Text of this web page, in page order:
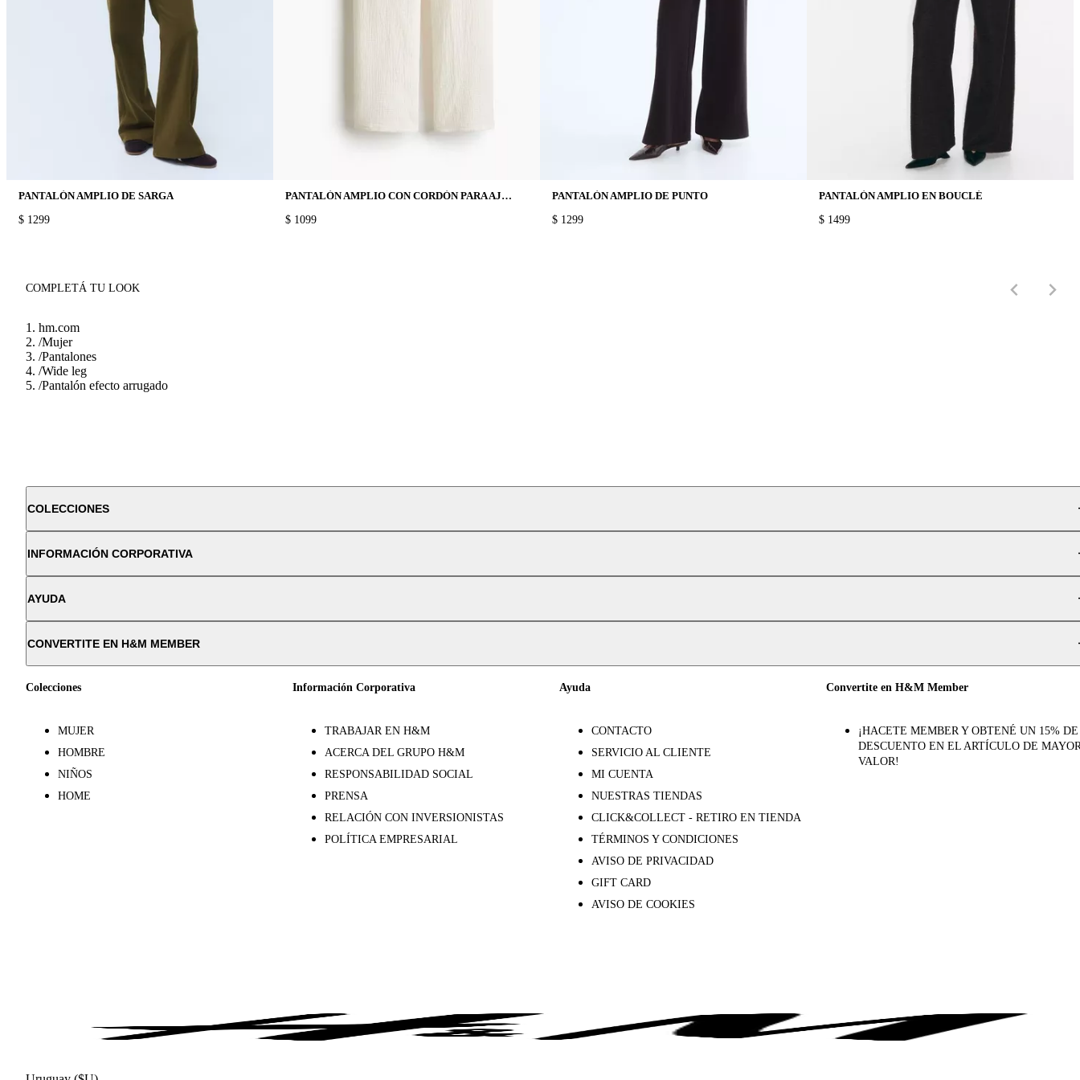
PANTALÓN AMPLIO DE SARGA
PRICE:
$ 1299
PANTALÓN AMPLIO CON CORDÓN PARA AJUSTAR
PRICE:
$ 1099
PANTALÓN AMPLIO DE PUNTO
PRICE:
$ 1299
PANTALÓN AMPLIO EN BOUCLÉ
PRICE:
$ 1499
COMPLETÁ TU LOOK
hm.com
/Mujer
/Pantalones
/Wide leg
/Pantalón efecto arrugado
COLECCIONES
INFORMACIÓN CORPORATIVA
AYUDA
CONVERTITE EN H&M MEMBER
Colecciones
MUJER
HOMBRE
NIÑOS
HOME
Información Corporativa
TRABAJAR EN H&M
ACERCA DEL GRUPO H&M
RESPONSABILIDAD SOCIAL
PRENSA
RELACIÓN CON INVERSIONISTAS
POLÍTICA EMPRESARIAL
Ayuda
CONTACTO
SERVICIO AL CLIENTE
MI CUENTA
NUESTRAS TIENDAS
CLICK&COLLECT - RETIRO EN TIENDA
TÉRMINOS Y CONDICIONES
AVISO DE PRIVACIDAD
GIFT CARD
AVISO DE COOKIES
Convertite en H&M Member
¡HACETE MEMBER Y OBTENÉ UN 15% DE
DESCUENTO EN EL ARTÍCULO DE
VALOR!